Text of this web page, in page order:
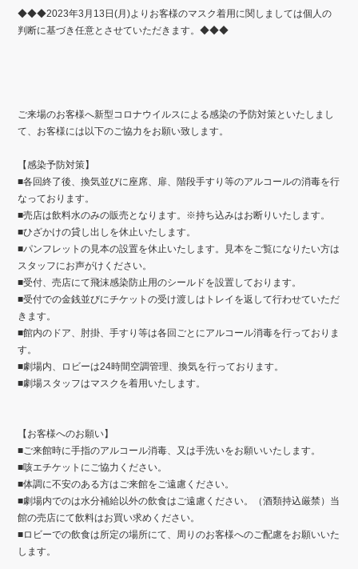
◆◆◆2023年3月13日(月)よりお客様のマスク着用に関しましては個人の
判断に基づき任意とさせていただきます。◆◆◆
ご来場のお客様へ新型コロナウイルスによる感染の予防対策といたしまし
て、お客様には以下のご協力をお願い致します。
【感染予防対策】
■各回終了後、換気並びに座席、扉、階段手すり等のアルコールの消毒を行
なっております。
■売店は飲料水のみの販売となります。※持ち込みはお断りいたします。
■ひざかけの貸し出しを休止いたします。
■パンフレットの見本の設置を休止いたします。見本をご覧になりたい方は
スタッフにお声がけください。
■受付、売店にて飛沫感染防止用のシールドを設置しております。
■受付での金銭並びにチケットの受け渡しはトレイを返して行わせていただ
きます。
■館内のドア、肘掛、手すり等は各回ごとにアルコール消毒を行っておりま
す。
■劇場内、ロビーは24時間空調管理、換気を行っております。
■劇場スタッフはマスクを着用いたします。
【お客様へのお願い】
■ご来館時に手指のアルコール消毒、又は手洗いをお願いいたします。
■咳エチケットにご協力ください。
■体調に不安のある方はご来館をご遠慮ください。
■劇場内でのは水分補給以外の飲食はご遠慮ください。（酒類持込厳禁）当
館の売店にて飲料はお買い求めください。
■ロビーでの飲食は所定の場所にて、周りのお客様へのご配慮をお願いいた
します。